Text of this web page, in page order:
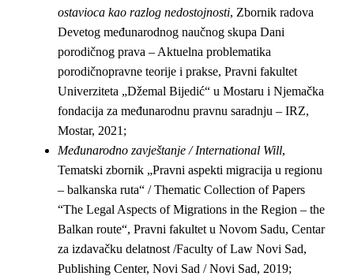
ostavioca kao razlog nedostojnosti, Zbornik radova
Devetog međunarodnog naučnog skupa Dani
porodičnog prava – Aktuelna problematika
porodičnopravne teorije i prakse, Pravni fakultet
Univerziteta „Džemal Bijedić“ u Mostaru i Njemačka
fondacija za međunarodnu pravnu saradnju – IRZ,
Mostar, 2021;
Međunarodno zavještanje /International Will,
Tematski zbornik „Pravni aspekti migracija u regionu
– balkanska ruta“ /Thematic Collection of Papers
“The Legal Aspects of Migrations in the Region – the
Balkan route“, Pravni fakultet u Novom Sadu, Centar
za izdavačku delatnost /Faculty of Law Novi Sad,
Publishing Center, Novi Sad / Novi Sad, 2019;